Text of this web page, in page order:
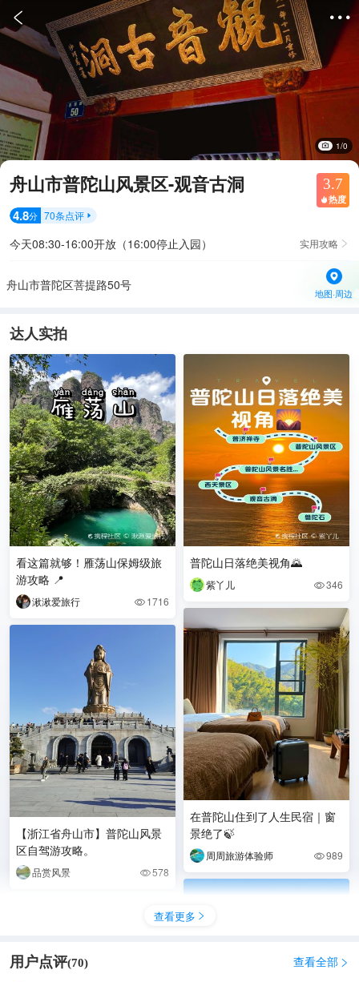
 
1/0
舟山市普陀山风景区-观音古洞 3.7
 热度
4.8分 70条点评 
今天08:30-16:00开放（16:00停止入园） 实用攻略 
舟山市普陀区菩提路50号
地图·周边
达人实拍
看这篇就够！雁荡山保姆级旅
游攻略 📍
湫湫爱旅行  1716
【浙江省舟山市】普陀山风景
区自驾游攻略。
品赏风景 578
普陀山日落绝美视角🌄
紫丫儿 346
在普陀山住到了人生民宿｜窗
景绝了🍃
周周旅游体验师 989
查看更多 
用户点评(70) 查看全部 